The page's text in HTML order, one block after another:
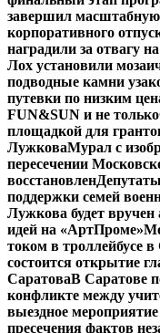
завершил
корпоративного
наградили за отвагу
Лох установили
подводные камни
путевки по низким
FUN&SUN и не только
площадкой для
ЛужковаМурал с
пересечении
восстановлен
поддержки семей
Лужкова будет
идей на «АртПроме»
током в троллейбусе в
состоится открытие
СаратоваВ Саратове
конфликте между
выездное
пресечения фактов